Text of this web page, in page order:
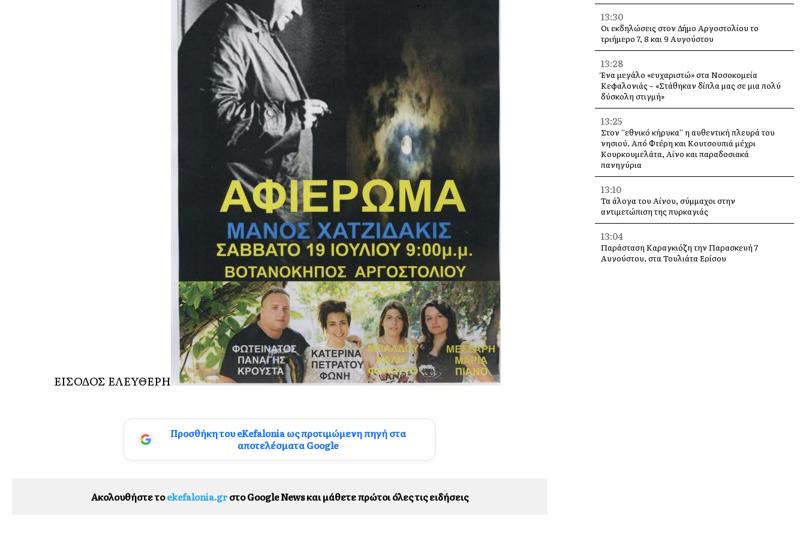
ΕΙΣΟΔΟΣ ΕΛΕΥΘΕΡΗ
Προσθήκη του eKefalonia ως προτιμώμενη πηγή στα
αποτελέσματα Google
Ακολουθήστε τοekefalonia.grστο Google News και μάθετε πρώτοι όλες τις ειδήσεις
13:30
Οι εκδηλώσεις στον Δήμο Αργοστολίου το
τριήμερο 7, 8 και 9 Αυγούστου
13:28
Ένα μεγάλο «ευχαριστώ» στα Νοσοκομεία
Κεφαλονιάς – «Στάθηκαν δίπλα μας σε μια πολύ
δύσκολη στιγμή»
13:25
Στον “εθνικό κήρυκα” η αυθεντική πλευρά του
νησιού. Από Φτέρη και Κουτσουπιά μέχρι
Κουρκουμελάτα, Αίνο και παραδοσιακά
πανηγύρια
13:10
Τα άλογα του Αίνου, σύμμαχοι στην
αντιμετώπιση της πυρκαγιάς
13:04
Παράσταση Καραγκιόζη την Παρασκευή 7
Αυγούστου, στα Τουλιάτα Ερίσου